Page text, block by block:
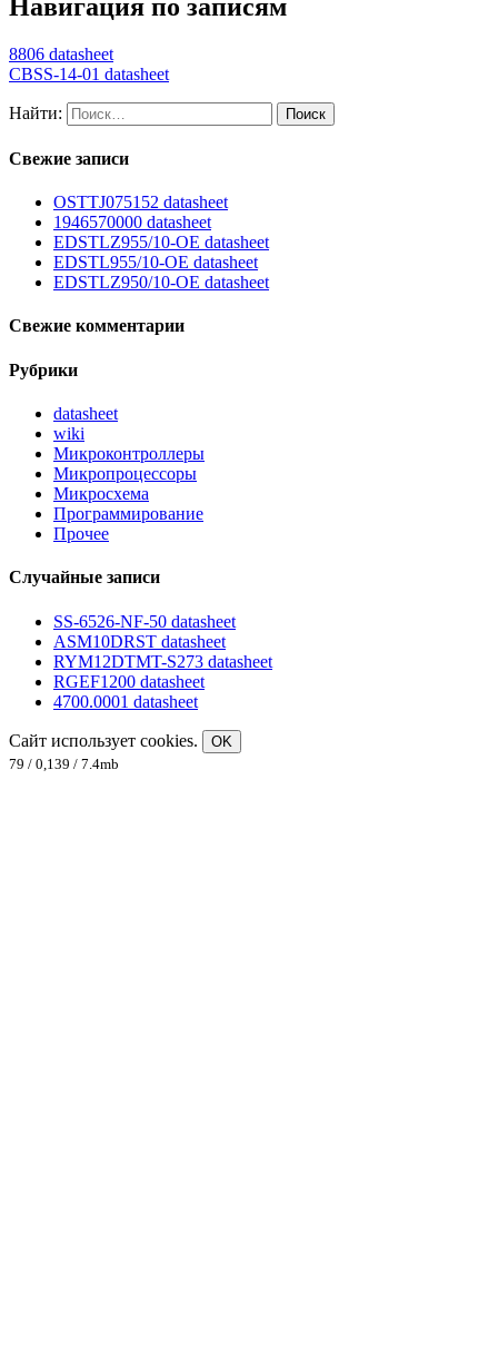
Навигация по записям
8806 datasheet
CBSS-14-01 datasheet
Найти:
Свежие записи
OSTTJ075152 datasheet
1946570000 datasheet
EDSTLZ955/10-OE datasheet
EDSTL955/10-OE datasheet
EDSTLZ950/10-OE datasheet
Свежие комментарии
Рубрики
datasheet
wiki
Микроконтроллеры
Микропроцессоры
Микросхема
Программирование
Прочее
Случайные записи
SS-6526-NF-50 datasheet
ASM10DRST datasheet
RYM12DTMT-S273 datasheet
RGEF1200 datasheet
4700.0001 datasheet
Сайт использует cookies.
OK
79 / 0,139 / 7.4mb